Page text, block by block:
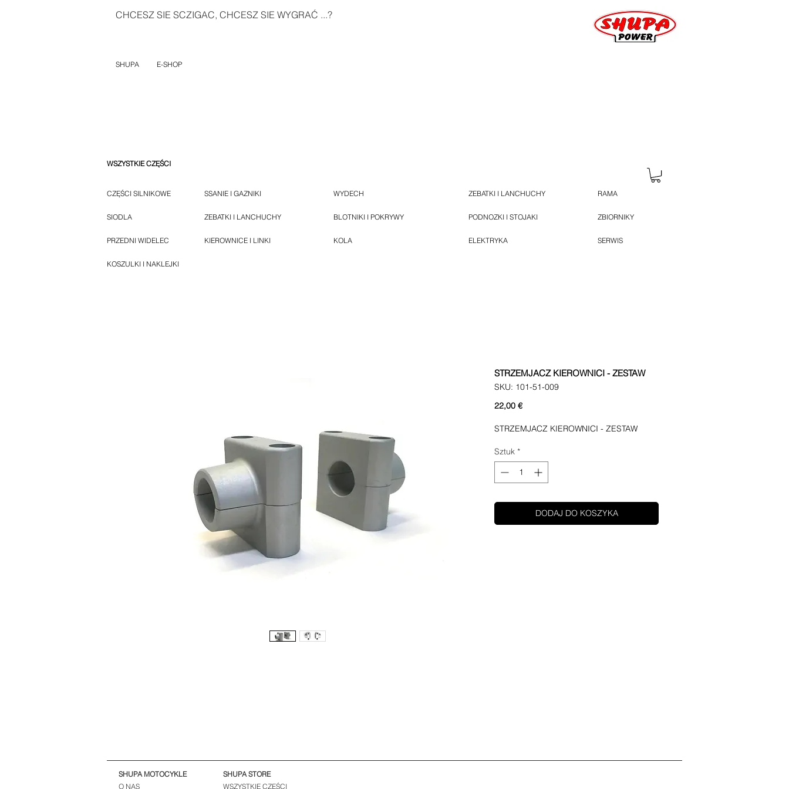
CHCESZ SIE SCZIGAC, CHCESZ SIE WYGRAĆ ...?
SHUPA E-SHOP
WSZYSTKIE CZĘŚCI
CZĘŚCI SILNIKOWE
SIODLA
PRZEDNI WIDELEC
SSANIE I GAZNIKI
ZEBATKI I LANCHUCHY
KIEROWNICE I LINKI
WYDECH
BLOTNIKI I POKRYWY
KOLA
ZEBATKI I LANCHUCHY
PODNOZKI I STOJAKI
ELEKTRYKA
RAMA
ZBIORNIKY
SERWIS
KOSZULKI I NAKLEJKI
STRZEMJACZ KIEROWNICI - ZESTAW
SKU: 101-51-009
22,00 €Cena
STRZEMJACZ KIEROWNICI - ZESTAW
Sztuk *
DODAJ DO KOSZYKA
SHUPA MOTOCYKLE
O NAS
SHUPA STORE
WSZYSTKIE CZĘŚCI